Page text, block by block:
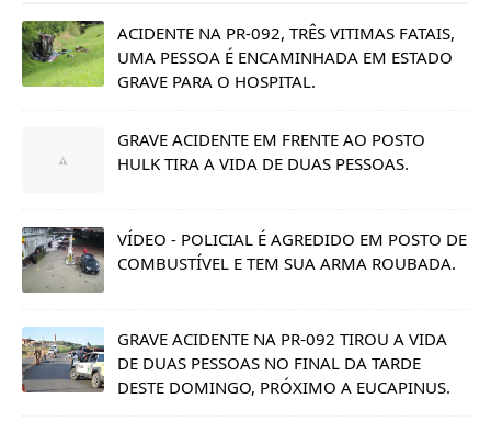
ACIDENTE NA PR-092, TRÊS VITIMAS FATAIS,
UMA PESSOA É ENCAMINHADA EM ESTADO
GRAVE PARA O HOSPITAL.
GRAVE ACIDENTE EM FRENTE AO POSTO
HULK TIRA A VIDA DE DUAS PESSOAS.
VÍDEO - POLICIAL É AGREDIDO EM POSTO DE
COMBUSTÍVEL E TEM SUA ARMA ROUBADA.
GRAVE ACIDENTE NA PR-092 TIROU A VIDA
DE DUAS PESSOAS NO FINAL DA TARDE
DESTE DOMINGO, PRÓXIMO A EUCAPINUS.